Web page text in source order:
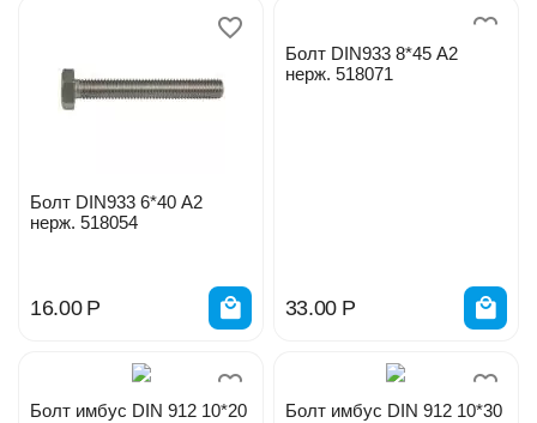
Болт DIN933 6*40 А2
нерж. 518054
16.00 Р
Болт DIN933 8*45 А2
нерж. 518071
33.00 Р
Болт имбус DIN 912 10*20
Болт имбус DIN 912 10*30